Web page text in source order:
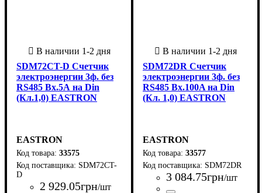
SDM72CT-D Счетчик
электроэнергии 3ф. без
RS485 Вх.5А на Din
(Кл.1,0) EASTRON
EASTRON
33575
SDM72CT-
D
2 929.05грн/шт
SDM72DR Счетчик
электроэнергии 3ф. без
RS485 Вх.100A на Din
(Кл. 1,0) EASTRON
EASTRON
33577
SDM72DR
3 084.75грн/шт